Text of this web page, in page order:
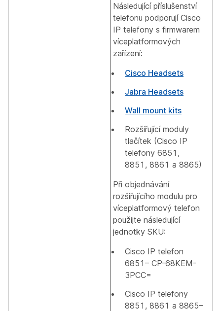
Následující příslušenství
telefonu podporují Cisco
IP telefony s firmwarem
víceplatformových
zařízení:
Cisco Headsets
Jabra Headsets
Wall mount kits
Rozšiřující moduly
tlačítek (Cisco IP
telefony 6851,
8851, 8861 a 8865)
Při objednávání
rozšiřujícího modulu pro
víceplatformový telefon
použijte následující
jednotky SKU:
Cisco IP telefon
6851– CP-68KEM-
3PCC=
Cisco IP telefony
8851, 8861 a 8865–